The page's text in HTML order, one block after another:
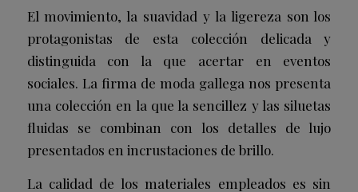
El movimiento, la suavidad y la ligereza son los
protagonistas de esta colección delicada y
distinguida con la que acertar en eventos
sociales. La firma de moda gallega nos presenta
una colección en la que la sencillez y las siluetas
fluidas se combinan con los detalles de lujo
presentados en incrustaciones de brillo.
La calidad de los materiales empleados es sin